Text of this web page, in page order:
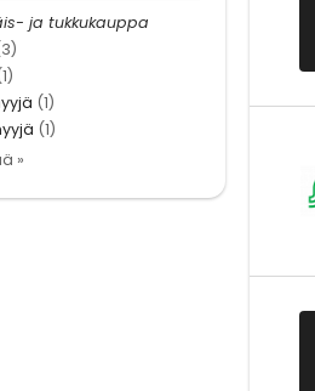
ja tukkukauppa
(1)
(1)
»